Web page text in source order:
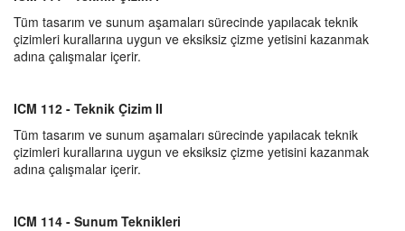
Tüm tasarım ve sunum aşamaları sürecinde yapılacak teknik
çizimleri kurallarına uygun ve eksiksiz çizme yetisini kazanmak
adına çalışmalar içerir.
ICM 112 - Teknik Çizim II
Tüm tasarım ve sunum aşamaları sürecinde yapılacak teknik
çizimleri kurallarına uygun ve eksiksiz çizme yetisini kazanmak
adına çalışmalar içerir.
ICM 114 - Sunum Teknikleri